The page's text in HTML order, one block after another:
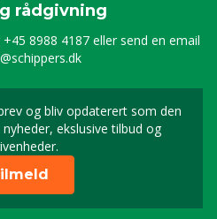
rådgivning
+45 8988 4187 eller send en email
og bliv opdaterert som den
ekslusive tilbud og
Timeld dig vores